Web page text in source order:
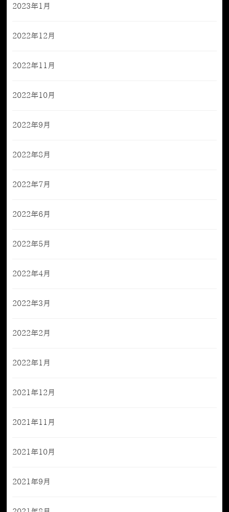
2023年1月
2022年12月
2022年11月
2022年10月
2022年9月
2022年8月
2022年7月
2022年6月
2022年5月
2022年4月
2022年3月
2022年2月
2022年1月
2021年12月
2021年11月
2021年10月
2021年9月